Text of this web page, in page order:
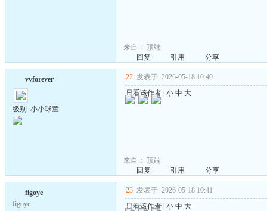
来自： 顶端
回复
引用 分享
vvforever
级别: 小小球童
22 发表于: 2026-05-18 10:40
只看该作者 小 中 大
来自： 顶端
回复
引用 分享
figoye
figoye
23 发表于: 2026-05-18 10:41
只看该作者 小 中 大